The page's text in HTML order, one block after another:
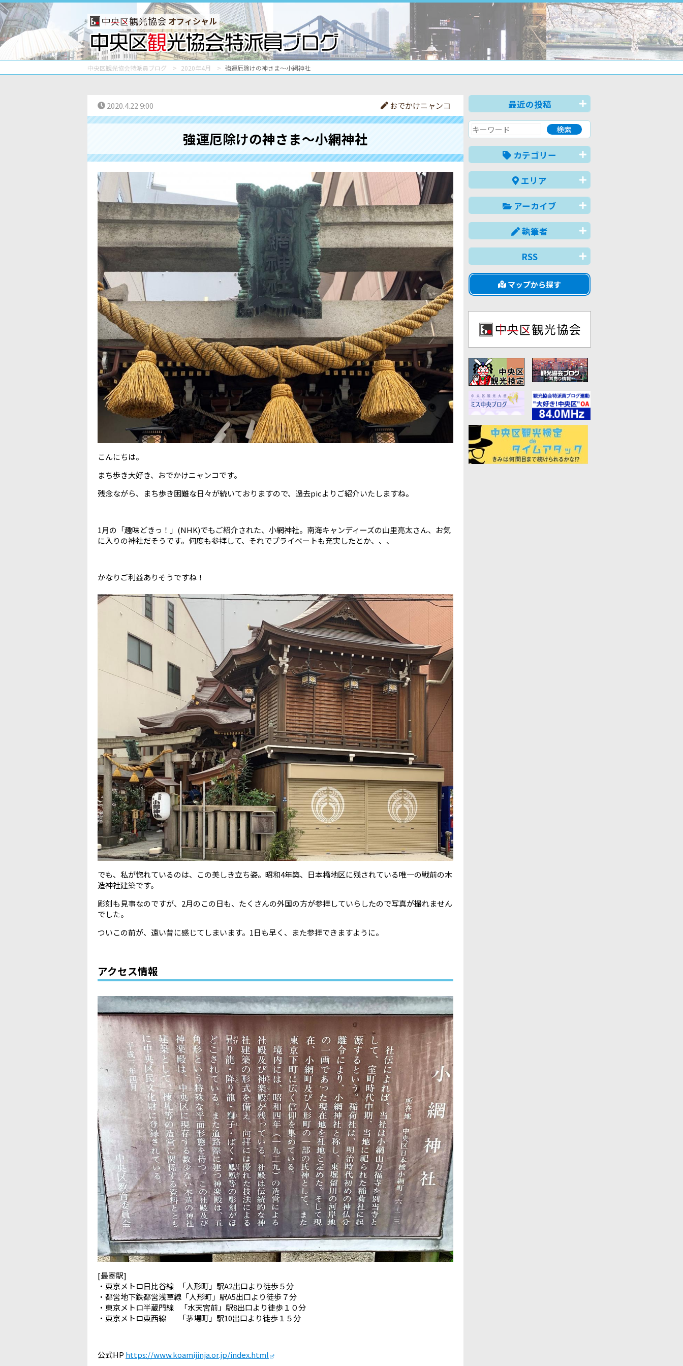
オフィシャル
中央区観光協会特派員ブログ 2020年4月 強運厄除けの神さま〜小網神社
2020.4.22 9:00 おでかけニャンコ
強運厄除けの神さま〜小網神社
こんにちは。
まち歩き大好き、おでかけニャンコです。
残念ながら、まち歩き困難な日々が続いておりますので、過去picよりご紹介いたしますね。
1月の「趣味どきっ！」(NHK)でもご紹介された、小網神社。南海キャンディーズの山里亮太さん、お気
に入りの神社だそうです。何度も参拝して、それでプライベートも充実したとか、、、
かなりご利益ありそうですね！
でも、私が惚れているのは、この美しき立ち姿。昭和4年築、日本橋地区に残されている唯一の戦前の木
造神社建築です。
彫刻も見事なのですが、2月のこの日も、たくさんの外国の方が参拝していらしたので写真が撮れません
でした。
ついこの前が、遠い昔に感じてしまいます。1日も早く、また参拝できますように。
アクセス情報
[最寄駅]
・東京メトロ日比谷線 「人形町」駅A2出口より徒歩５分
・都営地下鉄都営浅草線「人形町」駅A5出口より徒歩７分
・東京メトロ半蔵門線 「水天宮前」駅8出口より徒歩１０分
・東京メトロ東西線 「茅場町」駅10出口より徒歩１５分
公式HP https://www.koamijinja.or.jp/index.html
最近の投稿
カテゴリー
エリア
アーカイブ
執筆者
RSS
マップから探す